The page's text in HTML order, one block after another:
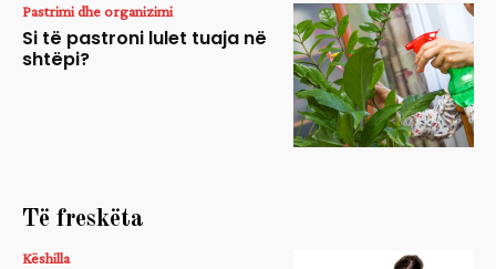
Pastrimi dhe organizimi
Si të pastroni lulet tuaja në
shtëpi?
Të freskëta
Këshilla